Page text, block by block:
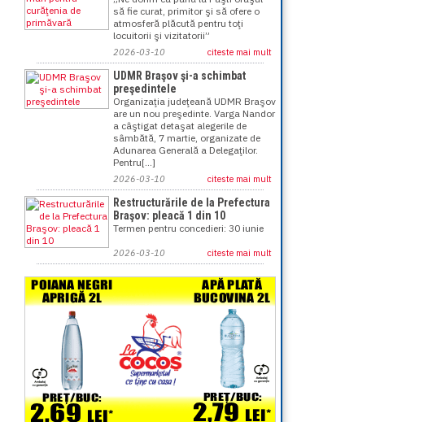
să fie curat, primitor şi să ofere o
atmosferă plăcută pentru toţi
locuitorii şi vizitatorii”
2026-03-10 citeste mai mult
UDMR Braşov şi-a schimbat
preşedintele
Organizaţia judeţeană UDMR Braşov
are un nou preşedinte. Varga Nandor
a câştigat detaşat alegerile de
sâmbătă, 7 martie, organizate de
Adunarea Generală a Delegaţilor.
Pentru[...]
2026-03-10 citeste mai mult
Restructurările de la Prefectura
Braşov: pleacă 1 din 10
Termen pentru concedieri: 30 iunie
2026-03-10 citeste mai mult